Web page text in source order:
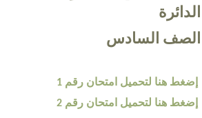
الدائرة
الصف السادس
إضغط هنا لتحميل امتحان رقم 1
إضغط هنا لتحميل امتحان رقم 2